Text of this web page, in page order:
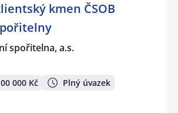
kmen ČSOB
spořitelna, a.s.
000 Kč Plný úvazek